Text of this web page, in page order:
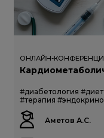
ОНЛАЙН-
#диабетология
#терапия
Аметов А.С.